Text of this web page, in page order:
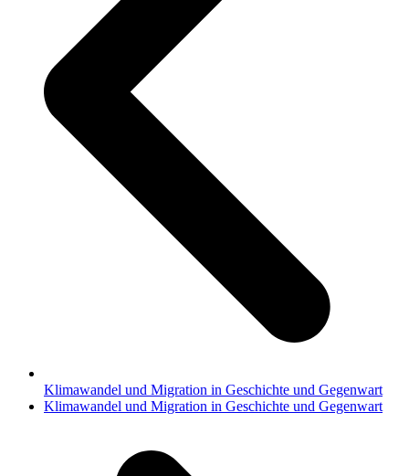
Klimawandel und Migration in Geschichte und Gegenwart
Nächster
Klimawandel und Migration in Geschichte und Gegenwart